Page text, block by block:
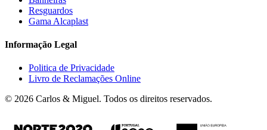
Resguardos
Gama Alcaplast
Informação Legal
Politica de Privacidade
Livro de Reclamações Online
© 2026 Carlos & Miguel. Todos os direitos reservados.